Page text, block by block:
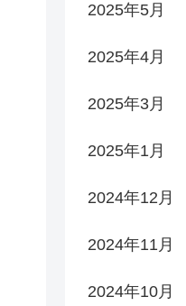
2025年5月
2025年4月
2025年3月
2025年1月
2024年12月
2024年11月
2024年10月